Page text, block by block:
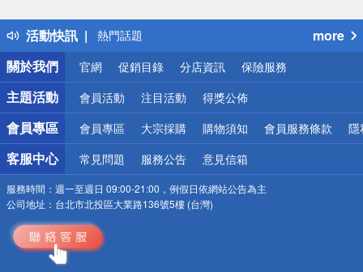
活動快訊
得獎公告
熱門話題
銀行優惠
偏遠地區配送
詐騙網頁！請小心！
more
關於我們
官網 促銷目錄 分店資訊 保險服務
主題活動 會員活動 注目活動 得獎公佈
會員專區 會員專區 大宗採購 購物須知 會員服務條款 隱
客服中心 常見問題 服務公告 意見信箱
服務時間： 週一至週日 09:00-21:00，例假日依網站公告為主
公司地址： 台北市北投區大業路136號5樓 (台灣)